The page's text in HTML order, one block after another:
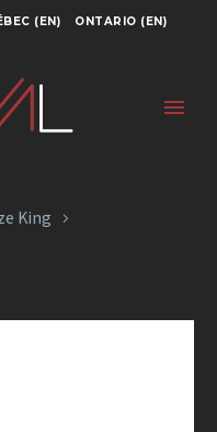
(EN) ONTARIO (EN)
26
KING
King